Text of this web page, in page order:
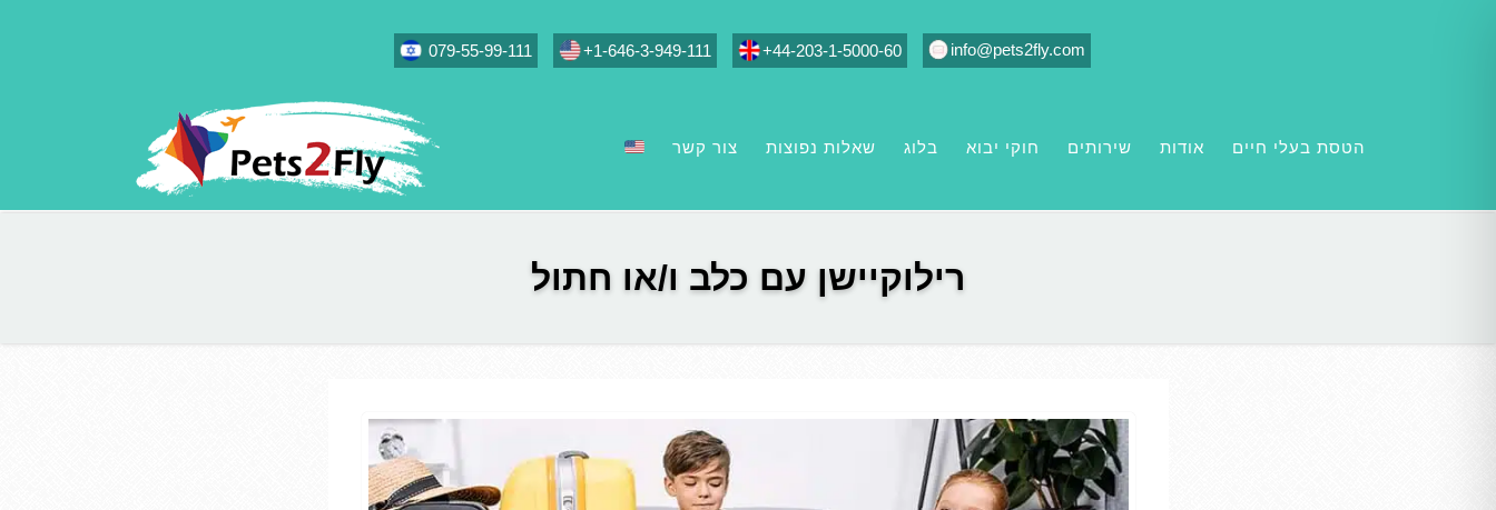
079-55-99-111 +1-646-3-949-111 +44-203-1-5000-60 info@pets2fly.com
הטסת בעלי חיים אודות שירותים חוקי יבוא בלוג שאלות נפוצות צור קשר
רילוקיישן עם כלב ו/או חתול